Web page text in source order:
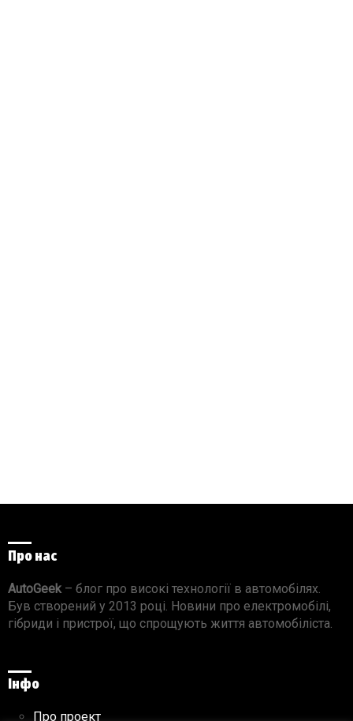
Про нас
AutoGeek – блог про високі технології в автомобілях.
Був створений у 2013 році. Новини про електромобілі,
гібриди і пристрої, що спрощують життя автомобіліста.
Інфо
Про проект